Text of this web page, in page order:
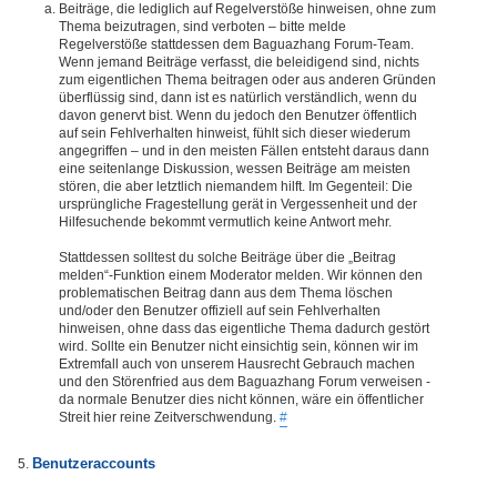
Beiträge, die lediglich auf Regelverstöße hinweisen, ohne zum
Thema beizutragen, sind verboten – bitte melde
Regelverstöße stattdessen dem Baguazhang Forum-Team.
Wenn jemand Beiträge verfasst, die beleidigend sind, nichts
zum eigentlichen Thema beitragen oder aus anderen Gründen
überflüssig sind, dann ist es natürlich verständlich, wenn du
davon genervt bist. Wenn du jedoch den Benutzer öffentlich
auf sein Fehlverhalten hinweist, fühlt sich dieser wiederum
angegriffen – und in den meisten Fällen entsteht daraus dann
eine seitenlange Diskussion, wessen Beiträge am meisten
stören, die aber letztlich niemandem hilft. Im Gegenteil: Die
ursprüngliche Fragestellung gerät in Vergessenheit und der
Hilfesuchende bekommt vermutlich keine Antwort mehr.
Stattdessen solltest du solche Beiträge über die „Beitrag
melden“-Funktion einem Moderator melden. Wir können den
problematischen Beitrag dann aus dem Thema löschen
und/oder den Benutzer offiziell auf sein Fehlverhalten
hinweisen, ohne dass das eigentliche Thema dadurch gestört
wird. Sollte ein Benutzer nicht einsichtig sein, können wir im
Extremfall auch von unserem Hausrecht Gebrauch machen
und den Störenfried aus dem Baguazhang Forum verweisen -
da normale Benutzer dies nicht können, wäre ein öffentlicher
Streit hier reine Zeitverschwendung. #
Benutzeraccounts